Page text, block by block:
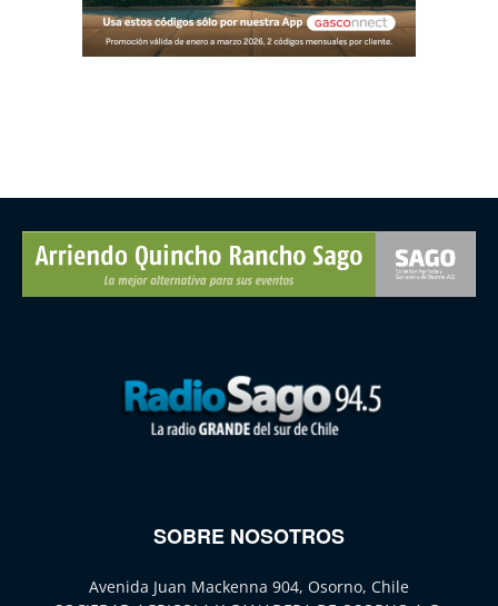
SOBRE NOSOTROS
Avenida Juan Mackenna 904, Osorno, Chile